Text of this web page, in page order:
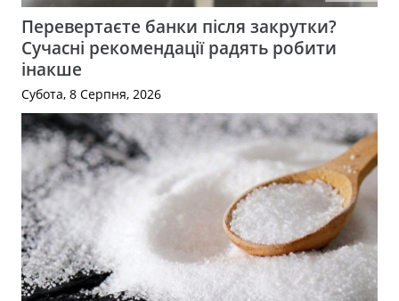
Перевертаєте банки після закрутки?
Сучасні рекомендації радять робити
інакше
Субота, 8 Серпня, 2026